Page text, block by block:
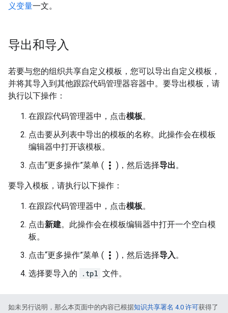
义变量一文。
导出和导入
若要与您的组织共享自定义模板，您可以导出自定义模板，
并将其导入到其他跟踪代码管理器容器中。要导出模板，请
执行以下操作：
在跟踪代码管理器中，点击模板。
点击要从列表中导出的模板的名称。此操作会在模板
编辑器中打开该模板。
点击“更多操作”菜单 ( more_vert )，然后选择导出。
要导入模板，请执行以下操作：
在跟踪代码管理器中，点击模板。
点击新建。此操作会在模板编辑器中打开一个空白模
板。
点击“更多操作”菜单 ( more_vert )，然后选择导入。
选择要导入的
.tpl 文件。
如未另行说明，那么本页面中的内容已根据知识共享署名 4.0 许可获得了